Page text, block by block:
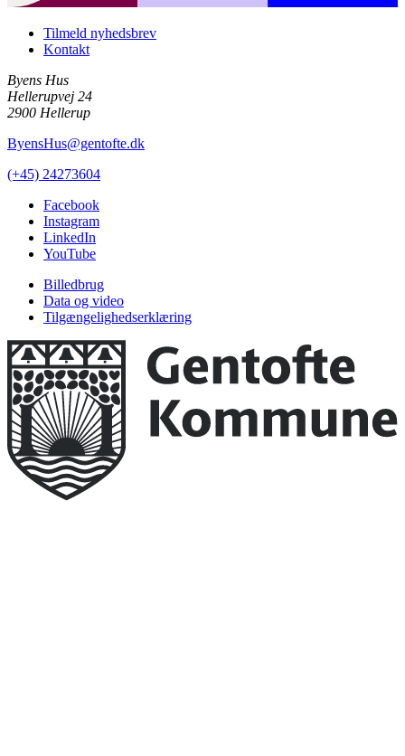
Tilmeld nyhedsbrev
Kontakt
Byens Hus
Hellerupvej 24
2900 Hellerup
ByensHus@gentofte.dk
(+45) 24273604
Facebook
Instagram
LinkedIn
YouTube
Billedbrug
Data og video
Tilgængelighedserklæring